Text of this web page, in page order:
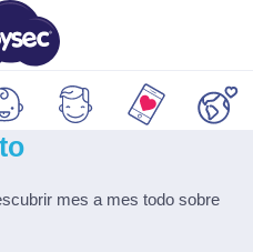
mes a mes todo sobre